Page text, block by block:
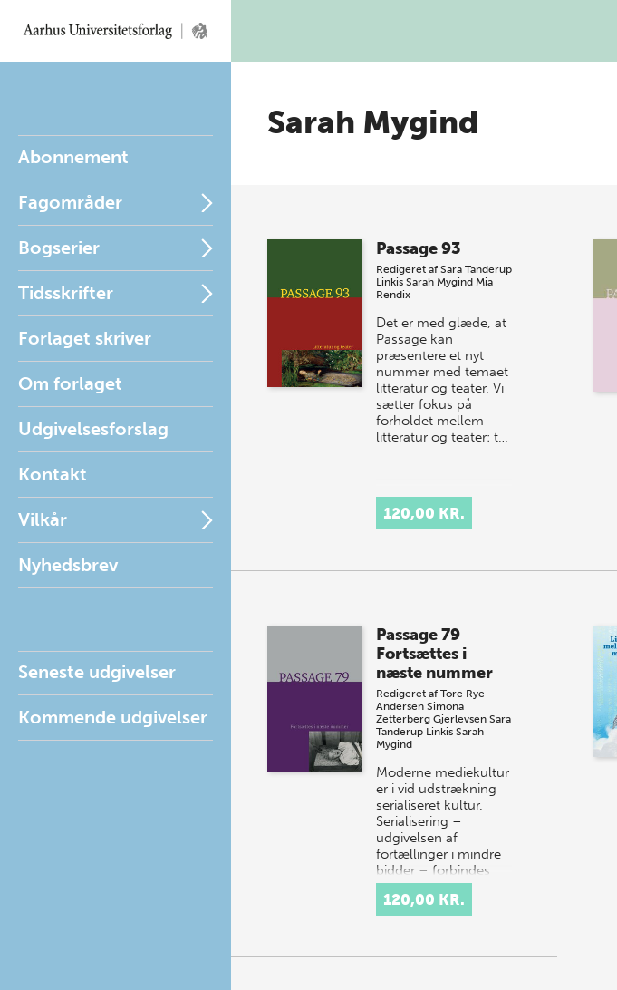
Abonnement
Fagområder
Bogserier
Tidsskrifter
Forlaget skriver
Om forlaget
Udgivelsesforslag
Kontakt
Vilkår
Nyhedsbrev
Seneste udgivelser
Kommende udgivelser
Sarah Mygind
Passage 93
Redigeret af Sara Tanderup
Linkis Sarah Mygind Mia
Rendix
Det er med glæde, at
Passage kan
præsentere et nyt
nummer med temaet
litteratur og teater. Vi
sætter fokus på
forholdet mellem
litteratur og teater: t…
120,00 KR.
Passage 79
Fortsættes i
næste nummer
Redigeret af Tore Rye
Andersen Simona
Zetterberg Gjerlevsen Sara
Tanderup Linkis Sarah
Mygind
Moderne mediekultur
er i vid udstrækning
serialiseret kultur.
Serialisering –
udgivelsen af
fortællinger i mindre
bidder – forbindes
ofte med Viktoria…
120,00 KR.